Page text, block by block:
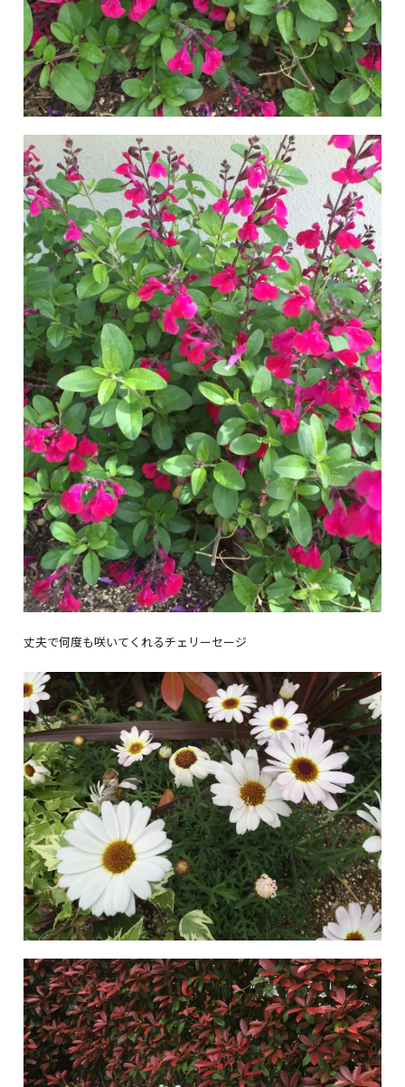
丈夫で何度も咲いてくれるチェリーセージ